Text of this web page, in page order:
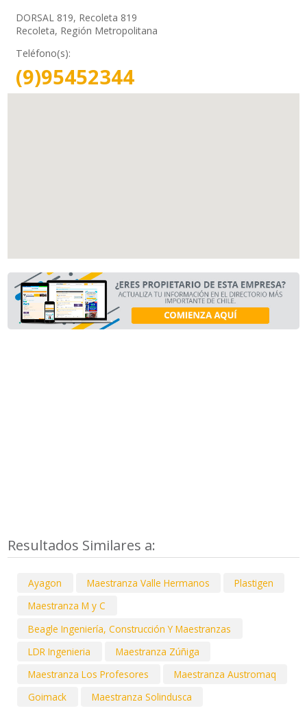
DORSAL 819, Recoleta 819
Recoleta, Región Metropolitana
Teléfono(s):
(9)95452344
Resultados Similares a:
Ayagon Maestranza Valle Hermanos
Plastigen
Maestranza M y C
Beagle Ingeniería, Construcción Y Maestranzas
LDR Ingenieria
Maestranza Zúñiga
Maestranza Los Profesores
Maestranza Austromaq
Goimack
Maestranza Solindusca